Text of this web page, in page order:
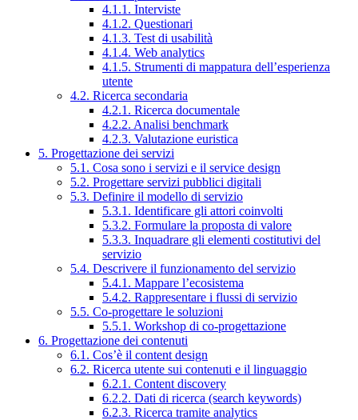
4.1.1. Interviste
4.1.2. Questionari
4.1.3. Test di usabilità
4.1.4. Web analytics
4.1.5. Strumenti di mappatura dell’esperienza
utente
4.2. Ricerca secondaria
4.2.1. Ricerca documentale
4.2.2. Analisi benchmark
4.2.3. Valutazione euristica
5. Progettazione dei servizi
5.1. Cosa sono i servizi e il service design
5.2. Progettare servizi pubblici digitali
5.3. Definire il modello di servizio
5.3.1. Identificare gli attori coinvolti
5.3.2. Formulare la proposta di valore
5.3.3. Inquadrare gli elementi costitutivi del
servizio
5.4. Descrivere il funzionamento del servizio
5.4.1. Mappare l’ecosistema
5.4.2. Rappresentare i flussi di servizio
5.5. Co-progettare le soluzioni
5.5.1. Workshop di co-progettazione
6. Progettazione dei contenuti
6.1. Cos’è il content design
6.2. Ricerca utente sui contenuti e il linguaggio
6.2.1. Content discovery
6.2.2. Dati di ricerca (search keywords)
6.2.3. Ricerca tramite analytics